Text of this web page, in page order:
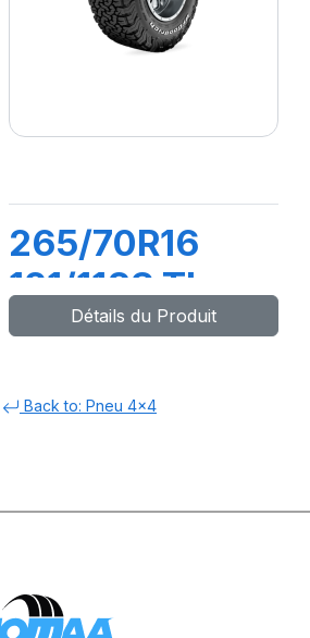
265/70R16
121/118S TL
ALL TERRAIN
Détails du Produit
Back to: Pneu 4x4